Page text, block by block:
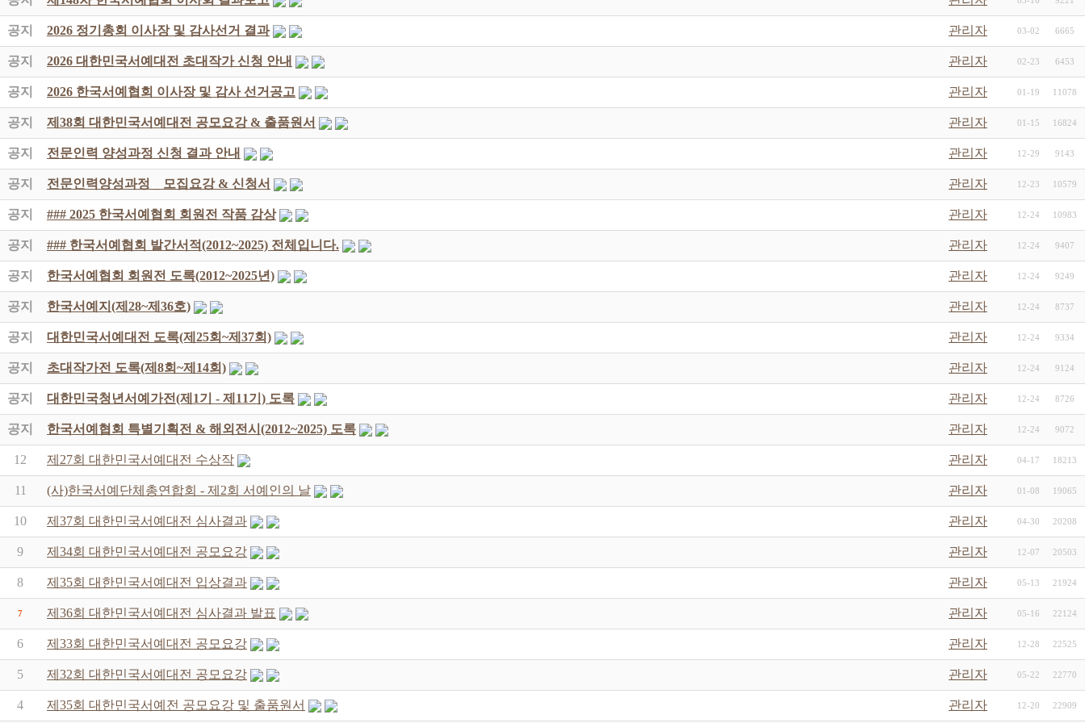
공지 2026 정기총회 이사장 및 감사선거 결과 관리자 03-02 6665
공지 2026 대한민국서예대전 초대작가 신청 안내 관리자 02-23 6453
공지 2026 한국서예협회 이사장 및 감사 선거공고 관리자 01-19 11078
공지 제38회 대한민국서예대전 공모요강 & 출품원서 관리자 01-15 16824
공지 전문인력 양성과정 신청 결과 안내 관리자 12-29 9143
공지 전문인력양성과정 _ 모집요강 & 신청서 관리자 12-23 10579
공지 ### 2025 한국서예협회 회원전 작품 감상 관리자 12-24 10983
공지 ### 한국서예협회 발간서적(2012~2025) 전체입니다. 관리자 12-24 9407
공지 한국서예협회 회원전 도록(2012~2025년) 관리자 12-24 9249
공지 한국서예지(제28~제36호) 관리자 12-24 8737
공지 대한민국서예대전 도록(제25회~제37회) 관리자 12-24 9334
공지 초대작가전 도록(제8회~제14회) 관리자 12-24 9124
공지 대한민국청년서예가전(제1기 - 제11기) 도록 관리자 12-24 8726
공지 한국서예협회 특별기획전 & 해외전시(2012~2025) 도록 관리자 12-24 9072
12 제27회 대한민국서예대전 수상작 관리자 04-17 18213
11 (사)한국서예단체총연합회 - 제2회 서예인의 날 관리자 01-08 19065
10 제37회 대한민국서예대전 심사결과 관리자 04-30 20208
9 제34회 대한민국서예대전 공모요강 관리자 12-07 20503
8 제35회 대한민국서예대전 입상결과 관리자 05-13 21924
7 제36회 대한민국서예대전 심사결과 발표 관리자 05-16 22124
6 제33회 대한민국서예대전 공모요강 관리자 12-28 22525
5 제32회 대한민국서예대전 공모요강 관리자 05-22 22770
4 제35회 대한민국서예전 공모요강 및 출품원서 관리자 12-20 22909